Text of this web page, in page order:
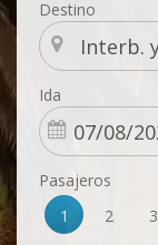
Destino
Ida
Pasajeros
1
2 3